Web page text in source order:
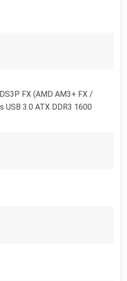
FX (AMD AM3+ FX /
USB 3.0 ATX DDR3 1600